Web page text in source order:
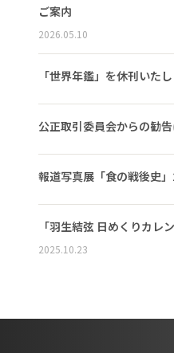
ご案内
2026.05.10
「世界年鑑」を休刊いた
公正取引委員会からの勧
報道写真展「食の戦後史
「羽生結弦 日めくりカレ
2025.10.23